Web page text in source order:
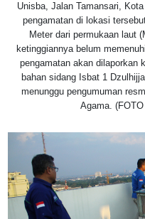
Unisba, Jalan Tamansari,
pengamatan di lokasi
Meter dari permukaan laut
ketinggiannya belum
pengamatan akan dilaporkan
bahan sidang Isbat 1
menunggu pengumuman
Agama.